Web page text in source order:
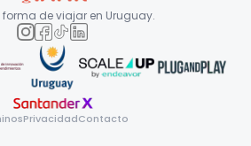
forma de viajar en Uruguay.
PrivacidadContacto